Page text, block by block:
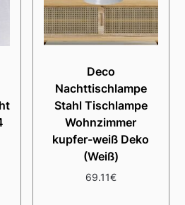
Deco
Nachttischlampe
Stahl Tischlampe
Wohnzimmer
kupfer-weiß Deko
(Weiß)
69.11€